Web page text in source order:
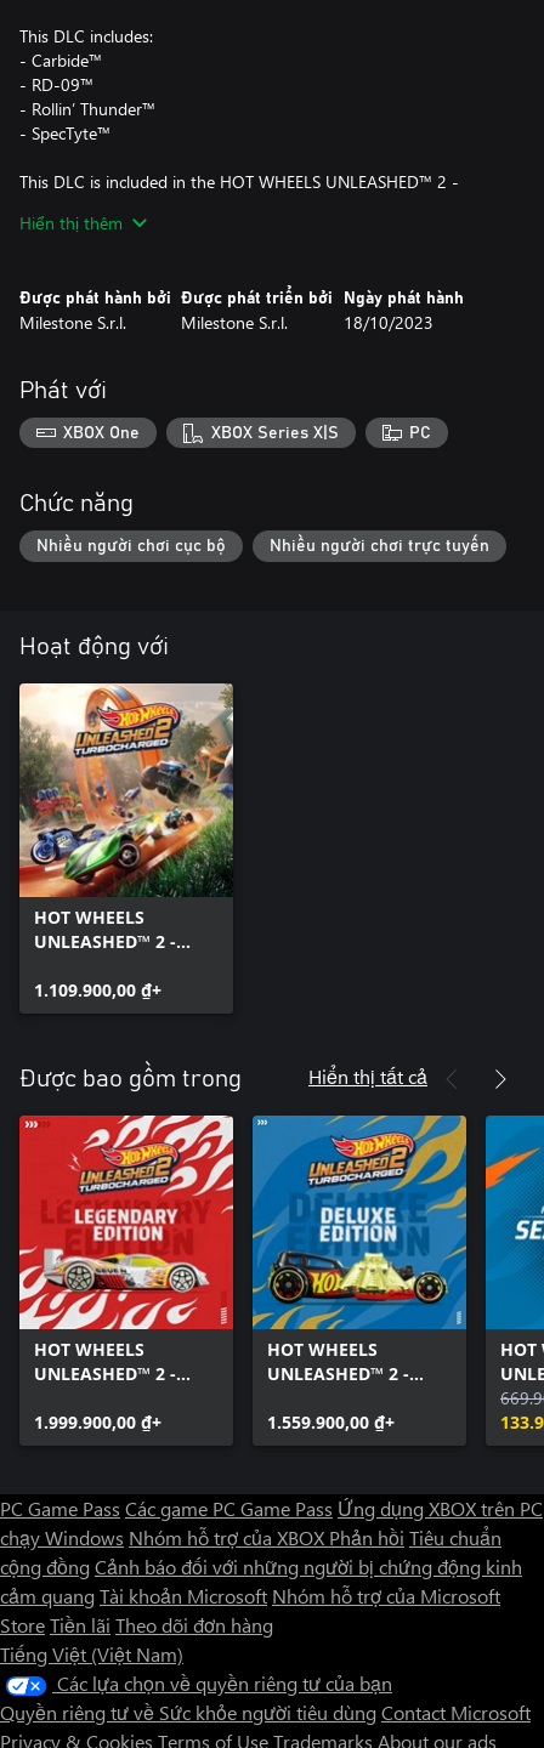
This DLC includes:
- Carbide™
- RD-09™
- Rollin’ Thunder™
- SpecTyte™
This DLC is included in the HOT WHEELS UNLEASHED™ 2 -
Hiển thị thêm
Được phát hành bởi
Milestone S.r.l.
Được phát triển bởi
Milestone S.r.l.
Ngày phát hành
18/10/2023
Phát với
XBOX One XBOX Series X|S PC
Chức năng
Nhiều người chơi cục bộ Nhiều người chơi trực tuyến
Hoạt động với
HOT WHEELS
UNLEASHED™ 2 -
1.109.900,00 ₫+
Được bao gồm trong Hiển thị tất cả
HOT WHEELS
UNLEASHED™ 2 -
Legendary Edition
1.999.900,00 ₫+
HOT WHEELS
UNLEASHED™ 2 -
Deluxe Edition
1.559.900,00 ₫+
HOT
PC Game Pass Các game PC Game Pass Ứng dụng XBOX trên PC
chạy Windows Nhóm hỗ trợ của XBOX Phản hồi Tiêu chuẩn
cộng đồng Cảnh báo đối với những người bị chứng động kinh
cảm quang Tài khoản Microsoft Nhóm hỗ trợ của Microsoft
StoreTiền lãi Theo dõi đơn hàng
Tiếng Việt (Việt Nam)
Các lựa chọn về quyền riêng tư của bạn
Quyền riêng tư về Sức khỏe người tiêu dùng Contact Microsoft
Privacy & Cookies Terms of UseTrademarks About our ads